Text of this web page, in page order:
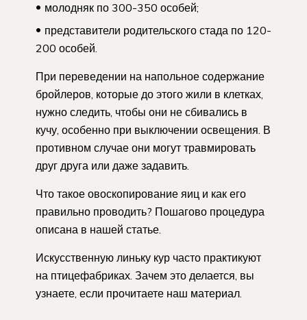
молодняк по 300-350 особей;
представители родительского стада по 120-
200 особей.
При переведении на напольное содержание
бройлеров, которые до этого жили в клетках,
нужно следить, чтобы они не сбивались в
кучу, особенно при выключении освещения. В
противном случае они могут травмировать
друг друга или даже задавить.
Что такое овоскопирование яиц и как его
правильно проводить? Пошагово процедура
описана в нашей статье.
Искусственную линьку кур часто практикуют
на птицефабриках. Зачем это делается, вы
узнаете, если прочитаете наш материал.